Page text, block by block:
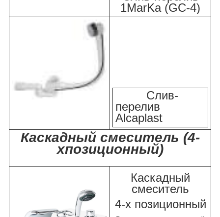
1MarKa (GC-4)
Слив-
перелив
Alcaplast
Каскадный смеситель (4-
хпозиционный)
Каскадный
смеситель
4-х позиционный